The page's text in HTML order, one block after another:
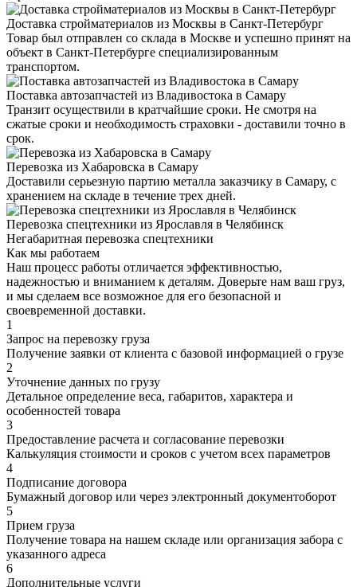
Доставка стройматериалов из Москвы в Санкт-Петербург
Товар был отправлен со склада в Москве и успешно принят на
объект в Санкт-Петербурге специализированным
транспортом.
Поставка автозапчастей из Владивостока в Самару
Транзит осуществили в кратчайшие сроки. Не смотря на
сжатые сроки и необходимость страховки - доставили точно в
срок.
Перевозка из Хабаровска в Самару
Доставили серьезную партию металла заказчику в Самару, с
хранением на складе в течение трех дней.
Перевозка спецтехники из Ярославля в Челябинск
Негабаритная перевозка спецтехники
Как мы работаем
Наш процесс работы отличается эффективностью,
надежностью и вниманием к деталям. Доверьте нам ваш груз,
и мы сделаем все возможное для его безопасной и
своевременной доставки.
1
Запрос на перевозку груза
Получение заявки от клиента с базовой информацией о грузе
2
Уточнение данных по грузу
Детальное определение веса, габаритов, характера и
особенностей товара
3
Предоставление расчета и согласование перевозки
Калькуляция стоимости и сроков с учетом всех параметров
4
Подписание договора
Бумажный договор или через электронный документоборот
5
Прием груза
Получение товара на нашем складе или организация забора с
указанного адреса
6
Дополнительные услуги